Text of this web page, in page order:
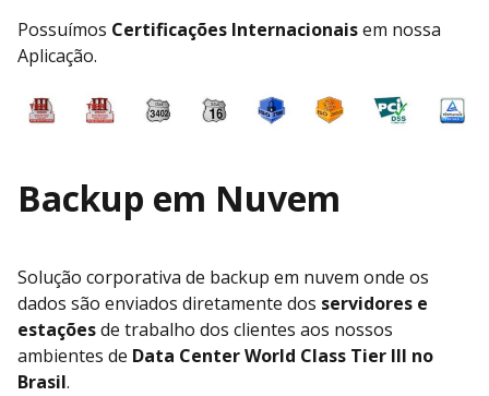
Possuímos Certificações Internacionaisem nossa
Aplicação.
Backup em Nuvem
Solução corporativa de backup em nuvem onde os
dados são enviados diretamente dos servidores e
estaçõesde trabalho dos clientes aos nossos
ambientes de Data Center World Class Tier III no
Brasil.